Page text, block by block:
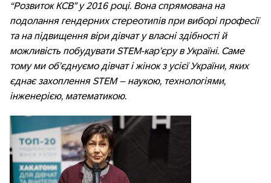
“Розвиток КСВ” у 2016 році. Вона спрямована на
подолання гендерних стереотипів при виборі професії
та на підвищення віри дівчат у власні здібності й
можливість побудувати STEM-кар’єру в Україні. Саме
тому ми об’єднуємо дівчат і жінок з усієї України, яких
єднає захоплення STEM – наукою, технологіями,
інженерією, математикою.